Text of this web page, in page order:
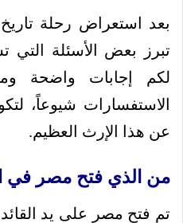
بعد استعراض رحلة
تبرز بعض الأسئلة التي
لكم إجابات واضحة
الاستفسارات شيوعاً،
عن هذا الإرث العظيم.
من الذي فتح مصر في
تم فتح مصر على يد